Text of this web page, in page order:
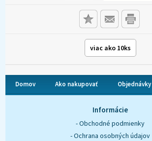
viac ako 10ks
Domov Ako nakupovať Objednávky
Informácie
- Obchodné podmienky
- Ochrana osobných údajov